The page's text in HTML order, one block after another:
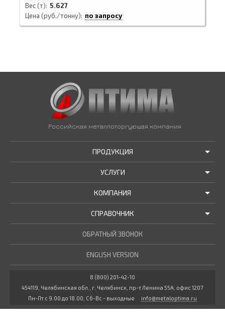
Вес (т) 5.627
Цена (руб./тонну)
по запросу
Российская металлоторгующая компания
ПРОДУКЦИЯ
АКЦИИ И РАСПРОДАЖИ
ТРУБЫ В НАЛИЧИИ
МЕТАЛЛОПРОКАТ В НАЛИЧИИ
УСЛУГИ
ДОСТАВКА
РЕЗКА В РАЗМЕР
ПРОЧИЕ УСЛУГИ
КОМПАНИЯ
О НАС
НОВОСТИ КОМПАНИИ
СТАТЬИ
ДОКУМЕНТЫ
ВАКАНСИИ
СПРАВОЧНИК
ГОСТЫ / ТУ
МАРОЧНИК СТАЛЕЙ
КУЛЬКУЛЯТОР МЕТАЛЛУРГА
ОБРАТНЫЙ ЗВОНОК
ENGLISH VERSION
8 (800) 201-42-10
454119, Челябинская обл., г. Челябинск, пр-т Ленина 55А, офис 1207
Пн-Пт с 9.00 до 18.00, Сб-Вс - выходные
info@metaloptima.ru